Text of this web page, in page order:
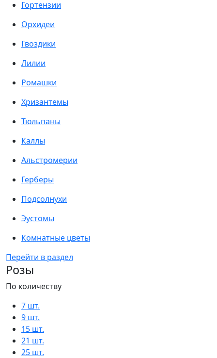
Гортензии
Орхидеи
Гвоздики
Лилии
Ромашки
Хризантемы
Тюльпаны
Каллы
Альстромерии
Герберы
Подсолнухи
Эустомы
Комнатные цветы
Перейти в раздел
Розы
По количеству
7 шт.
9 шт.
15 шт.
21 шт.
25 шт.